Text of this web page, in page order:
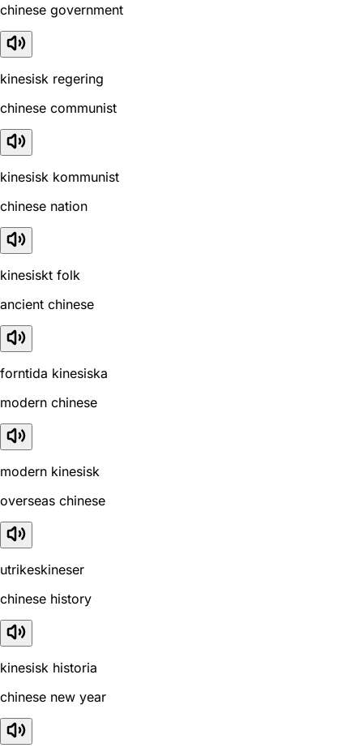
chinese government
kinesisk regering
chinese communist
kinesisk kommunist
chinese nation
kinesiskt folk
ancient chinese
forntida kinesiska
modern chinese
modern kinesisk
overseas chinese
utrikeskineser
chinese history
kinesisk historia
chinese new year